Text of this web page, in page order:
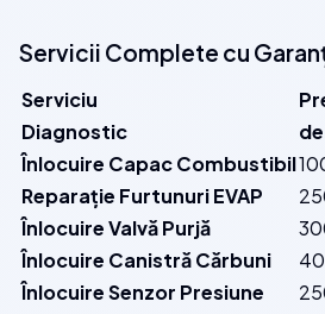
Servicii Complete cu
Serviciu
Diagnostic
Înlocuire Capac Combustibil
Reparație Furtunuri EVAP
Înlocuire Valvă Purjă
Înlocuire Canistră Cărbuni
Înlocuire Senzor Presiune